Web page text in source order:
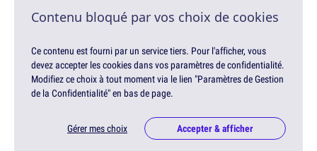
Contenu bloqué par vos choix de cookies
Ce contenu est fourni par un service tiers. Pour l'afficher, vous
devez accepter les cookies dans vos paramètres de confidentialité.
Modifiez ce choix à tout moment via le lien "Paramètres de Gestion
de la Confidentialité" en bas de page.
Gérer mes choix Accepter & afficher